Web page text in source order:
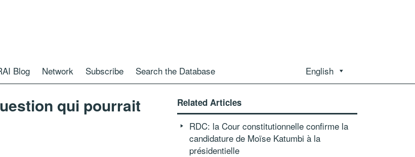
Blog Network Subscribe Search the Database English
qui pourrait
Related Articles
RDC: la Cour constitutionnelle confirme la
candidature de Moïse Katumbi à la
présidentielle